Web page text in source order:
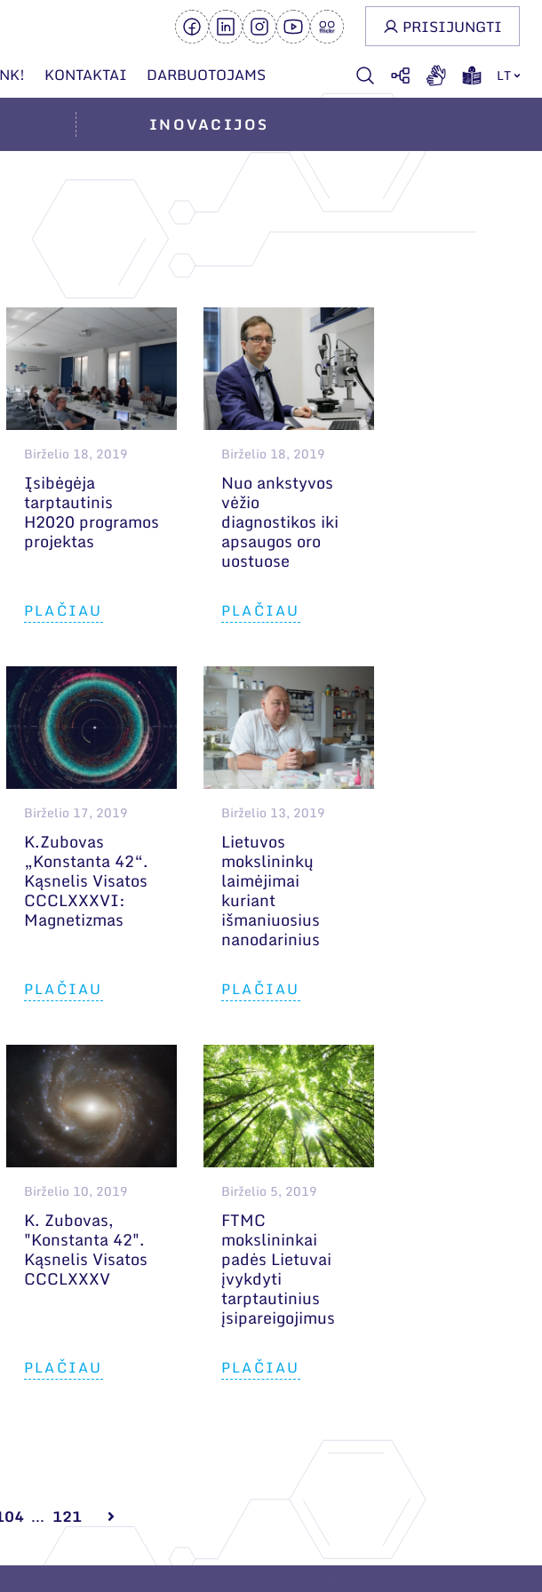
KONTAKTAI DARBUOTOJAMS LT
PRISIJUNGTI
INOVACIJOS
Birželio 18, 2019
Įsibėgėja
tarptautinis
H2020 programos
projektas
PLAČIAU
Birželio 18, 2019
Nuo ankstyvos
vėžio
diagnostikos iki
apsaugos oro
uostuose
PLAČIAU
Birželio 17, 2019
K.Zubovas
„Konstanta 42“.
Kąsnelis Visatos
CCCLXXXVI:
Magnetizmas
PLAČIAU
Birželio 13, 2019
Lietuvos
mokslininkų
laimėjimai
kuriant
išmaniuosius
nanodarinius
PLAČIAU
Birželio 10, 2019
K. Zubovas,
"Konstanta 42".
Kąsnelis Visatos
CCCLXXXV
PLAČIAU
Birželio 5, 2019
FTMC
mokslininkai
padės Lietuvai
įvykdyti
tarptautinius
įsipareigojimus
PLAČIAU
... 121